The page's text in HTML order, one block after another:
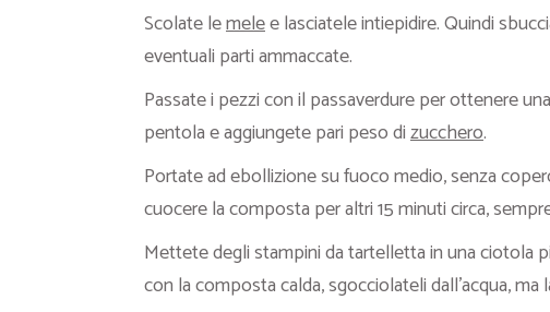
Scolate lemelee lasciatele intiepidire. Quindi
eventuali parti ammaccate.
Passate i pezzi con il passaverdure per ottenere
pentola e aggiungete pari peso dizucchero.
Portate ad ebollizione su fuoco medio, senza
cuocere la composta per altri 15 minuti circa,
Mettete degli stampini da tartelletta in una ciotola
con la composta calda, sgocciolateli dall’acqua,